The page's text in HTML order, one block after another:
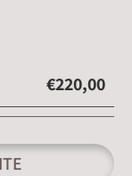
€220,00